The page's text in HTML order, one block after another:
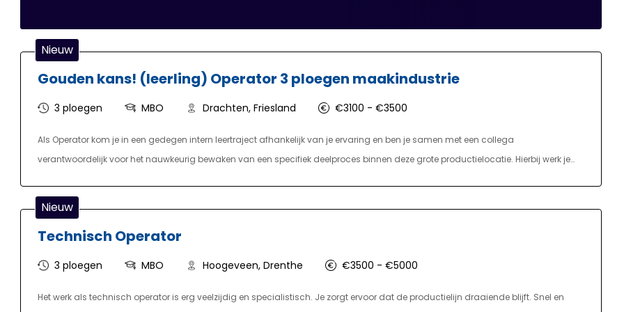
Nieuw
Gouden kans! (leerling) Operator 3 ploegen maakindustrie
3 ploegen MBO Drachten, Friesland €3100 - €3500
Als Operator kom je in een gedegen intern leertraject afhankelijk van je ervaring en ben je samen met een collega
verantwoordelijk voor het nauwkeurig bewaken van een specifiek deelproces binnen deze grote productielocatie. Hierbij werk je
middagdienst. De ochtenddiensten zijn hierbij van 6:00 tot 14:00, de middagdiensten beginnen om 14:00 en zijn tot 22:00 en de
nachtdiensten beginnen om 22:00 en zijn tot 6:00. Als Operator ben je voornamelijk actief met het bedienen, instellen en
ombouwen van de machines. Daarnaast speel je een rol in het oplossen van storingen en met kwaliteitscontroles zorg je ervoor
Nieuw
Technisch Operator
3 ploegen MBO Hoogeveen, Drenthe €3500 - €5000
Het werk als technisch operator is erg veelzijdig en specialistisch. Je zorgt ervoor dat de productielijn draaiende blijft. Snel en